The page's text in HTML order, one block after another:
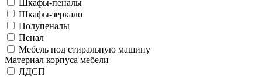
Шкафы-пеналы
Шкафы-зеркало
Полупеналы
Пенал
Мебель под стиральную машину
Материал корпуса мебели
ЛДСП